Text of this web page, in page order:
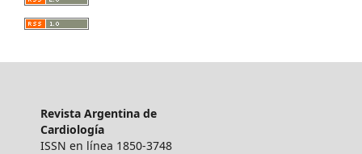
Revista Argentina de
Cardiología
ISSN en línea 1850-3748